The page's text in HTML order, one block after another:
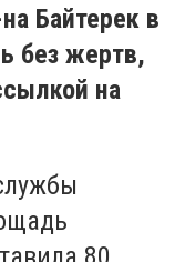
Байтерек в
без жертв,
на